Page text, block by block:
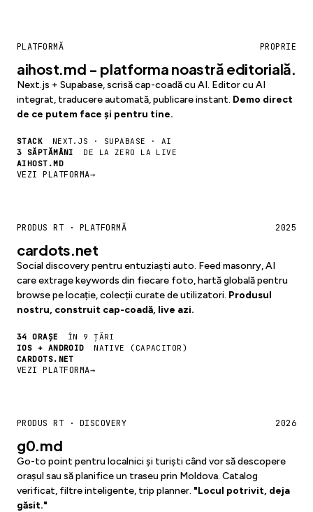
PLATFORMĂ PROPRIE
aihost.md - platforma noastră editorială.
Next.js + Supabase, scrisă cap-coadă cu AI. Editor cu AI
integrat, traducere automată, publicare instant. Demo direct
de ce putem face și pentru tine.
STACK
NEXT.JS · SUPABASE · AI
3 SĂPTĂMÂNI
DE LA ZERO LA LIVE
AIHOST.MD
VEZI PLATFORMA→
PRODUS RT · PLATFORMĂ 2025
cardots.net
Social discovery pentru entuziaști auto. Feed masonry, AI
care extrage keywords din fiecare foto, hartă globală pentru
browse pe locație, colecții curate de utilizatori. Produsul
nostru, construit cap-coadă, live azi.
34 ORAȘE
ÎN 9 ȚĂRI
IOS + ANDROID
NATIVE (CAPACITOR)
CARDOTS.NET
VEZI PLATFORMA→
PRODUS RT · DISCOVERY 2026
g0.md
Go-to point pentru localnici și turiști când vor să descopere
orașul sau să planifice un traseu prin Moldova. Catalog
verificat, filtre inteligente, trip planner. "Locul potrivit, deja
găsit."